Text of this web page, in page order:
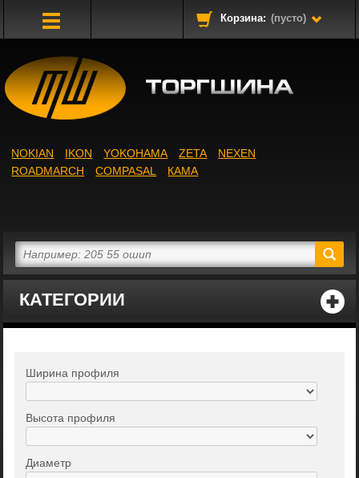
Корзина: (пусто)
КАТЕГОРИИ
NOKIAN IKON YOKOHAMA ZETA
NEXEN
ROADMARCH
COMPASAL КАМА
Ширина профиля
Высота профиля
Диаметр